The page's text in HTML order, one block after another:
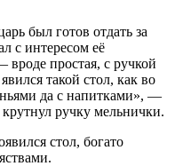
был готов отдать за
с интересом её
простая, с ручкой
такой стол, как во
да с напитками», —
ручку мельнички.
стол, богато